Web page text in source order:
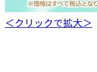
＜クリックで拡大＞